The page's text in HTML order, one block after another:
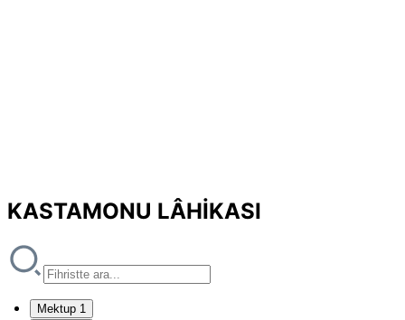
KASTAMONU LÂHİKASI
Mektup 1